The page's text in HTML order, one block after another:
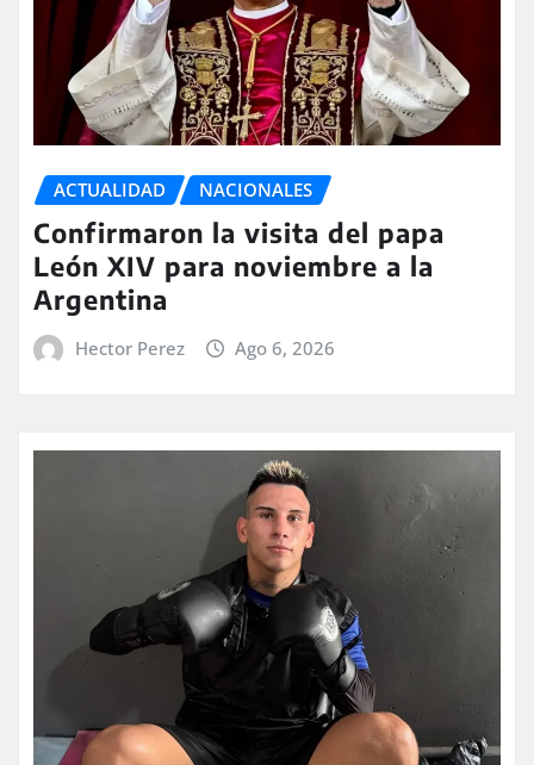
ACTUALIDAD NACIONALES
Confirmaron la visita del papa
León XIV para noviembre a la
Argentina
Hector Perez Ago 6, 2026